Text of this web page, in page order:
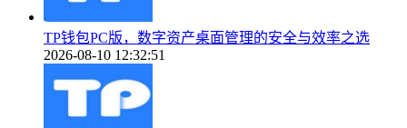
TP钱包PC版，数字资产桌面管理的安全与效率之选
2026-08-10 12:32:51